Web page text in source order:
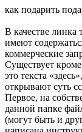
как подарить
В качестве линка
имеют
коммерческие
Существует
это текста
открывают суть
Первое, на
данной папке
(могут быть и